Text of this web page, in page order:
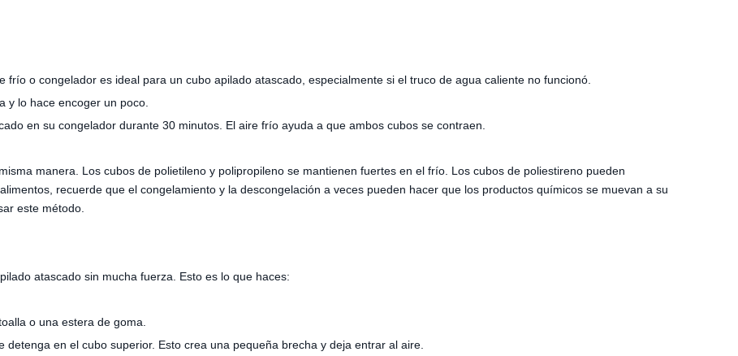
o congelador es ideal para un cubo apilado atascado, especialmente si el truco de agua caliente no funcionó.
y lo hace encoger un poco.
en su congelador durante 30 minutos. El aire frío ayuda a que ambos cubos se contraen.
manera. Los cubos de polietileno y polipropileno se mantienen fuertes en el frío. Los cubos de poliestireno pueden
recuerde que el congelamiento y la descongelación a veces pueden hacer que los productos químicos se muevan a su
este método.
atascado sin mucha fuerza. Esto es lo que haces:
o una estera de goma.
en el cubo superior. Esto crea una pequeña brecha y deja entrar al aire.